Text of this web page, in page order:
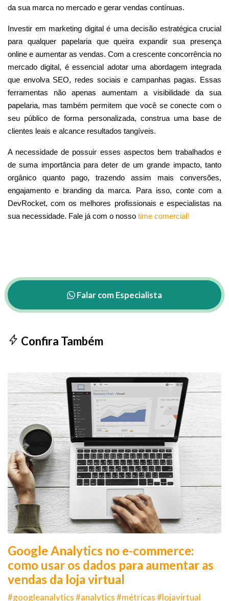
da sua marca no mercado e gerar vendas contínuas.
Investir em marketing digital é uma decisão estratégica crucial
para qualquer papelaria que queira expandir sua presença
online e aumentar as vendas. Com a crescente concorrência no
mercado digital, é essencial adotar uma abordagem integrada
que envolva SEO, redes sociais e campanhas pagas. Essas
ferramentas não apenas aumentam a visibilidade da sua
papelaria, mas também permitem que você se conecte com o
seu público de forma personalizada, construa uma base de
clientes leais e alcance resultados tangíveis.
A necessidade de possuir esses aspectos bem trabalhados e
de suma importância para deter de um grande impacto, tanto
orgânico quanto pago, trazendo assim mais conversões,
engajamento e branding da marca. Para isso, conte com a
DevRocket, com os melhores profissionais e especialistas na
sua necessidade. Fale já com o nosso time comercial!
Falar com Especialista
Confira Também
Google Analytics no e-commerce:
como usar os dados para aumentar as
vendas da loja virtual
#googleanalytics #analytics #métricas #lojavirtual